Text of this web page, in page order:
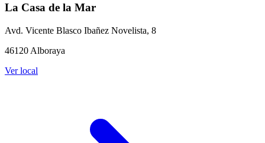
La Casa de la Mar
Avd. Vicente Blasco Ibañez Novelista, 8
46120 Alboraya
Ver local